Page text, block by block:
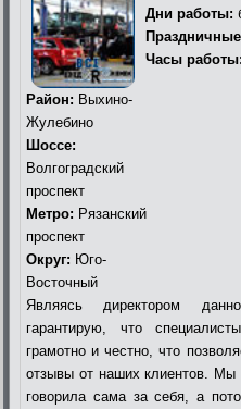
Дни работы:
Часы работы:
Район: Выхино-
Жулебино
Шоссе:
Волгоградский
проспект
Метро: Рязанский
проспект
Округ: Юго-
Восточный
Являясь директором
гарантирую, что
грамотно и честно, что
отзывы от наших клиентов. Мы
говорила сама за себя, а